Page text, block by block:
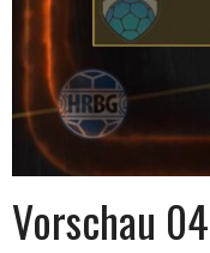
Vorschau